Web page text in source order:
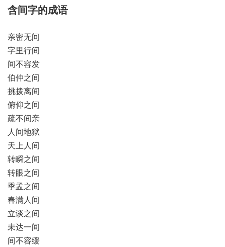
含间字的成语
亲密无间
字里行间
间不容发
伯仲之间
挑拨离间
俯仰之间
疏不间亲
人间地狱
天上人间
转瞬之间
转眼之间
季孟之间
春满人间
立谈之间
未达一间
间不容缓